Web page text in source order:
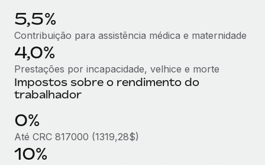
5,5%
Contribuição para assistência médica e maternidade
4,0%
Prestações por incapacidade, velhice e morte
Impostos sobre o rendimento do
trabalhador
0%
Até CRC 817000 (1319,28$)
10%